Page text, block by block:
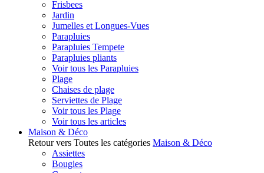
Frisbees
Jardin
Jumelles et Longues-Vues
Parapluies
Parapluies Tempete
Parapluies pliants
Voir tous les Parapluies
Plage
Chaises de plage
Serviettes de Plage
Voir tous les Plage
Voir tous les articles
Maison & Déco
Retour vers Toutes les catégories Maison & Déco
Assiettes
Bougies